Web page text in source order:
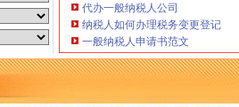
务中心正式开业-陕西广电网络
（第30号）
-重庆日报网
息技术专员招聘信息_重庆信息技术专员
代办一般纳税人公司
纳税人如何办理税务变更登记
一般纳税人申请书范文